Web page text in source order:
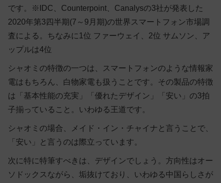
です。
※IDC、Counterpoint、Canalysの3社が発表した
2020年第3四半期(7～9月期)の世界スマートフォン市場調
査による。ちなみに1位 ファーウェイ、2位 サムソン、ア
ップルは4位
シャオミの特徴の一つは、スマートフォンのような情報家
電はもちろん、白物家電も扱うことです。その製品の特徴
は「基本性能の充実」「優れたデザイン」「安い」の3拍
子揃っていること。いわゆる王道です。
シャオミの場合、メイド・イン・チャイナと言うことで、
「安い」と言うのは際立っています。
次に特に特筆すべきは、デザインでしょう。方向性はオー
ソドックスながら、垢抜けており、いわゆる中国らしさが